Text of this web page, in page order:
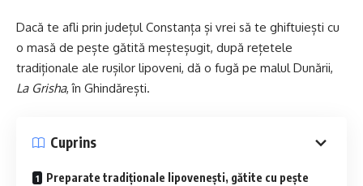
Dacă te afli prin județul Constanța și vrei să te ghiftuiești cu
o masă de pește gătită meșteșugit, după rețetele
tradiționale ale rușilor lipoveni, dă o fugă pe malul Dunării,
La Grisha, în Ghindărești.
Cuprins
Preparate tradiționale lipovenești, gătite cu pește